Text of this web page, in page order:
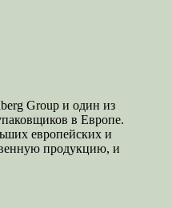
Group и один из
в Европе.
европейских и
продукцию, и